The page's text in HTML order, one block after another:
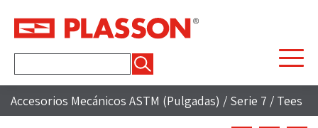
Accesorios Mecánicos ASTM (Pulgadas) / Serie 7 / Tees